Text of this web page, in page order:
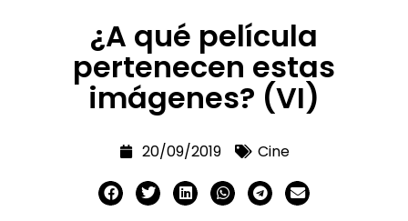
¿A qué película
pertenecen estas
imágenes? (VI)
20/09/2019 Cine